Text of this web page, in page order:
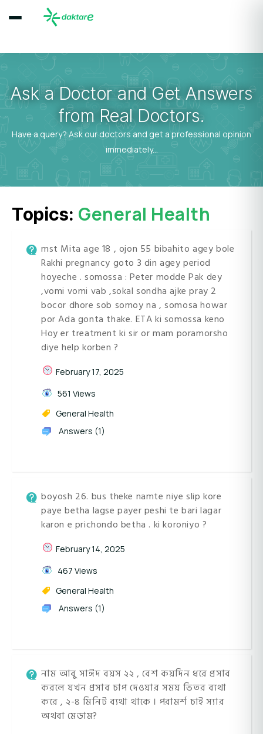
Ask a Doctor and Get Answers
from Real Doctors.
Have a query? Ask our doctors and get a professional opinion
immediately...
Topics: General Health
mst Mita age 18 , ojon 55 bibahito agey bole
Rakhi pregnancy goto 3 din agey period
hoyeche . somossa : Peter modde Pak dey
,vomi vomi vab ,sokal sondha ajke pray 2
bocor dhore sob somoy na , somosa howar
por Ada gonta thake. ETA ki somossa keno
Hoy er treatment ki sir or mam poramorsho
diye help korben ?
February 17, 2025
561 Views
General Health
Answers (1)
boyosh 26. bus theke namte niye slip kore
paye betha lagse payer peshi te bari lagar
karon e prichondo betha . ki koroniyo ?
February 14, 2025
467 Views
General Health
Answers (1)
নাম আবু সাঈদ বয়স ২২ , বেশ কয়দিন ধরে প্রসাব
করলে যখন প্রসাব চাপ দেওয়ার সময় ভিতর ব্যথা
করে , ২-৪ মিনিট ব্যথা থাকে । পরামর্শ চাই স্যার
অথবা মেডাম?